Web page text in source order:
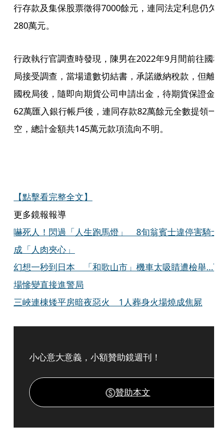
行存款及集保股票徵得7000餘元，連同法定利息仍欠
280萬元。
行政執行官調查時發現，陳男在2022年9月間前往國
局接受調查，當場遣數切結書，承諾繳納稅款，但離
國稅局後，隨即向期貨公司申請出金，待期貨保證金
62萬匯入銀行帳戶後，連同存款82萬餘元全數提領一
空，總計金額共145萬元款項流向不明。
【點擊看完整全文】
更多鏡報報導
嚇死人！閃過「人生跑馬燈」 8旬翁賓士違停害騎
成「人肉夾心」
幻想一秒到日本 「和歌山市」機車太吸睛遭檢舉…
場慘變直接進警局
三峽連棟矮平房暗夜惡火 1人葬身火場燒成焦屍
小心意大意義，小額贊助鏡週刊！
贊助本文